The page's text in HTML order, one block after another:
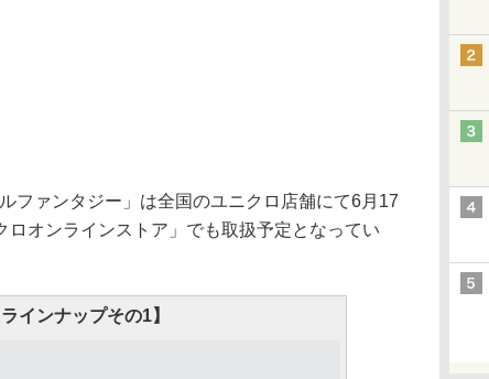
ァンタジー」は全国のユニクロ店舗にて6月17
ロオンラインストア」でも取扱予定となってい
インナップその1】